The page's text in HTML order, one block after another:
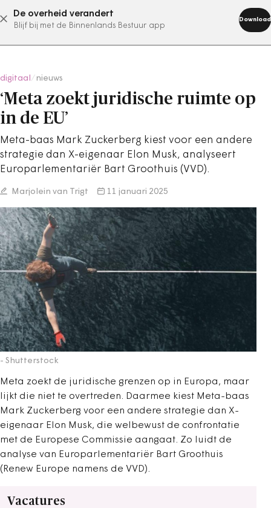
De overheid verandert
Blijf bij met de Binnenlands Bestuur app
Download
abonneer nu
digitaal nieuws
‘Meta zoekt juridische ruimte op
in de EU’
Meta-baas Mark Zuckerberg kiest voor een andere
strategie dan X-eigenaar Elon Musk, analyseert
Europarlementariër Bart Groothuis (VVD).
Marjolein van Trigt 11 januari 2025
- Shutterstock
Meta zoekt de juridische grenzen op in Europa, maar
lijkt die niet te overtreden. Daarmee kiest Meta-baas
Mark Zuckerberg voor een andere strategie dan X-
eigenaar Elon Musk, die welbewust de confrontatie
met de Europese Commissie aangaat. Zo luidt de
analyse van Europarlementariër Bart Groothuis
(Renew Europe namens de VVD).
Vacatures